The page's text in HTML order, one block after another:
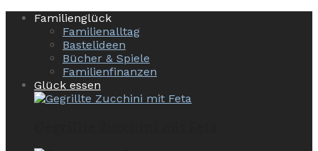
Familienglück
Familienalltag
Bastelideen
Bücher & Spiele
Familienfinanzen
Glück essen